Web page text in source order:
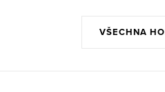
VŠECHNA